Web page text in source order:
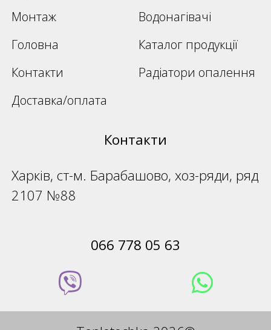
Монтаж
Водонагівачі
Головна
Каталог продукції
Контакти
Радіатори опалення
Доставка/оплата
Контакти
Харків, ст-м. Барабашово, хоз-ряди, ряд
2107 №88
066 778 05 63